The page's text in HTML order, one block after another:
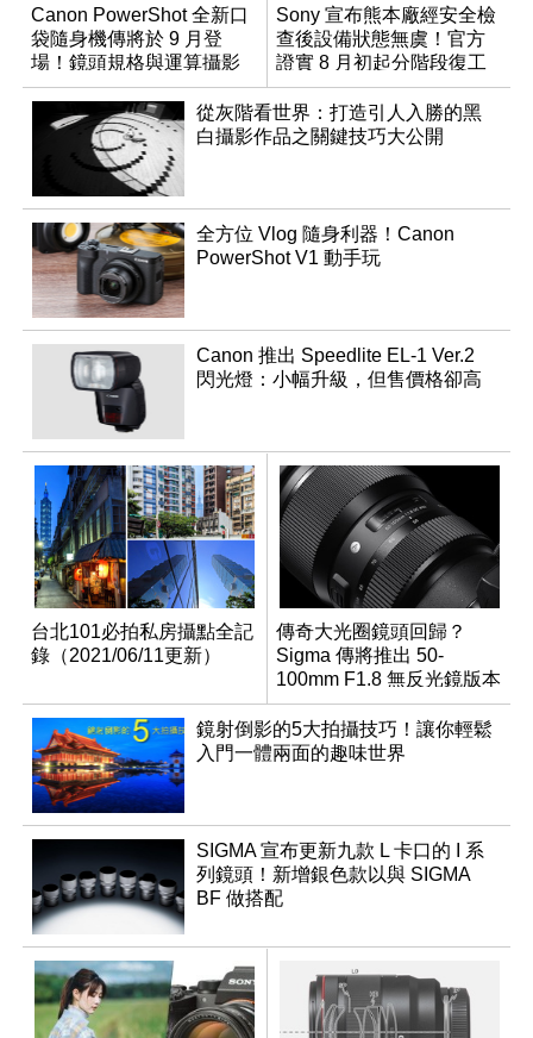
Canon PowerShot 全新口
袋隨身機傳將於 9 月登
場！鏡頭規格與運算攝影
升級成為焦點
Sony 宣布熊本廠經安全檢
查後設備狀態無虞！官方
證實 8 月初起分階段復工
從灰階看世界：打造引人入勝的黑
白攝影作品之關鍵技巧大公開
全方位 Vlog 隨身利器！Canon
PowerShot V1 動手玩
Canon 推出 Speedlite EL-1 Ver.2
閃光燈：小幅升級，但售價格卻高
台北101必拍私房攝點全記
錄（2021/06/11更新）
傳奇大光圈鏡頭回歸？
Sigma 傳將推出 50-
100mm F1.8 無反光鏡版本
鏡射倒影的5大拍攝技巧！讓你輕鬆
入門一體兩面的趣味世界
SIGMA 宣布更新九款 L 卡口的 I 系
列鏡頭！新增銀色款以與 SIGMA
BF 做搭配